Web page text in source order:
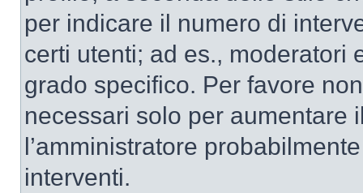
per indicare il numero di
certi utenti; ad es., moderatori
grado specifico. Per favore
necessari solo per aumentare
l’amministratore
interventi.